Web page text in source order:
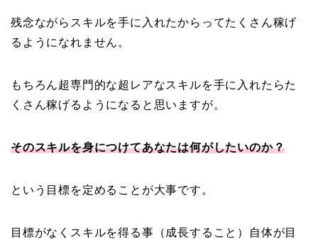
残念ながらスキルを手に入れたからってたくさん稼げ
るようになれません。
もちろん超専門的な超レアなスキルを手に入れたらた
くさん稼げるようになると思いますが。
そのスキルを身につけてあなたは何がしたいのか？
という目標を定めることが大事です。
目標がなくスキルを得る事（成長すること）自体が目